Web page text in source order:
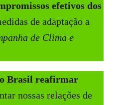
efetivos dos
de adaptação a
de Clima e
Brasil reafirmar
nossas relações de